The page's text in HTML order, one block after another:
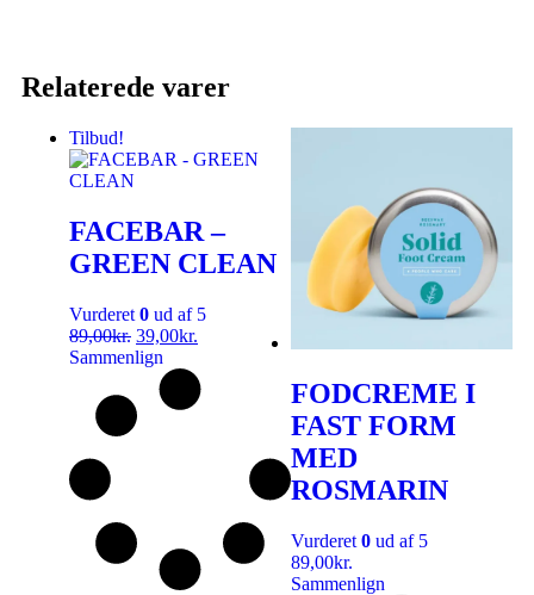
Relaterede varer
Tilbud!
FACEBAR –
GREEN CLEAN
Vurderet 0 ud af 5
89,00kr. 39,00kr.
Sammenlign
FODCREME I
FAST FORM
MED
ROSMARIN
Vurderet 0 ud af 5
89,00kr.
Sammenlign